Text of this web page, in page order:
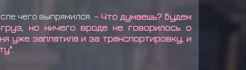
чего выпрямился. - Что думаешь? Будем
но ничего вроде не говорилось о
уже заплатила и за транспортировку, и